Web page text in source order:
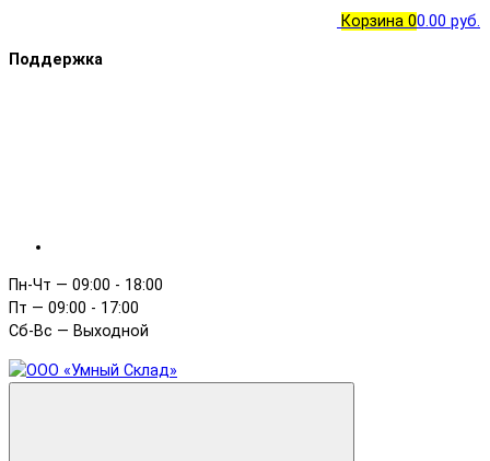
Корзина 00.00 руб.
Поддержка
Пн-Чт — 09:00 - 18:00
Пт — 09:00 - 17:00
Сб-Вс — Выходной